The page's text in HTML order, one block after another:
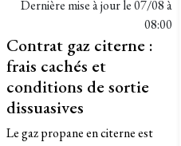
Dernière mise à jour le07/08 à
08:00
Contrat gaz citerne :
frais cachés et
conditions de sortie
dissuasives
Le gaz propane en citerne est